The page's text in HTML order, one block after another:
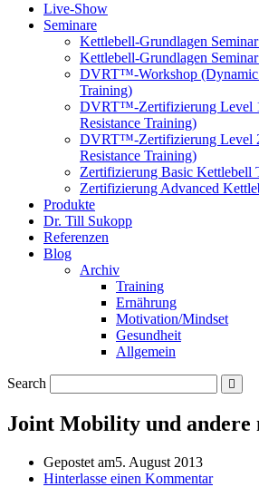
Live-Show
Seminare
Kettlebell-Grundlagen Seminar
Kettlebell-Grundlagen
DVRT™-Workshop (Dynamic
Training)
DVRT™-Zertifizierung Level
Resistance Training)
DVRT™-Zertifizierung Level
Resistance Training)
Zertifizierung Basic Kettlebell
Zertifizierung Advanced
Produkte
Dr. Till Sukopp
Referenzen
Blog
Archiv
Training
Ernährung
Motivation/Mindset
Gesundheit
Allgemein
Search
Joint Mobility und andere
Gepostet am5. August 2013
Hinterlasse einen Kommentar